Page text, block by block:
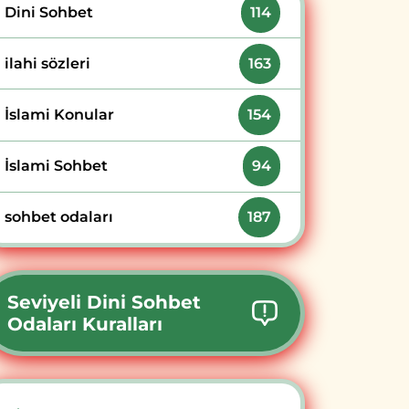
Dini Sohbet 114
ilahi sözleri 163
İslami Konular 154
İslami Sohbet 94
sohbet odaları 187
Seviyeli Dini Sohbet
Odaları Kuralları